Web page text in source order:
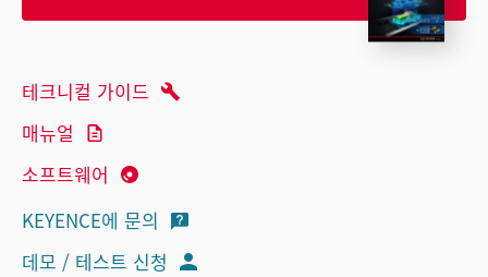
테크니컬 가이드
매뉴얼
소프트웨어
KEYENCE에 문의
데모 / 테스트 신청